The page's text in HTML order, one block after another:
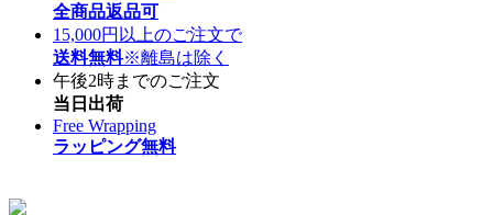
全商品返品可
15,000円以上のご注文で
送料無料※離島は除く
午後2時までのご注文
当日出荷
Free Wrapping
ラッピング無料